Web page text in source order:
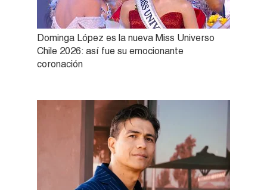
Dominga López es la nueva Miss Universo
Chile 2026: así fue su emocionante
coronación